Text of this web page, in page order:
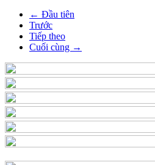
← Đầu tiên
Trước
Tiếp theo
Cuối cùng →